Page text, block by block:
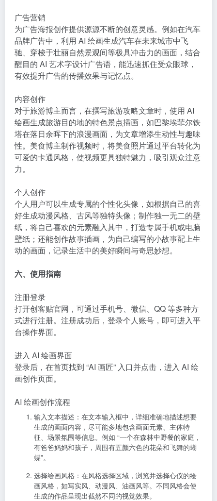
广告营销
为广告海报创作提供源源不断的创意灵感。例如在汽车
品牌广告中，利用 AI 绘画生成汽车在未来城市中飞
驰、穿梭于壮丽自然景观间等极具冲击力的画面，结合
醒目的 AI 艺术字设计广告语，能迅速抓住受众眼球，
有效提升广告的传播效果与记忆点。
内容创作
对于旅游博主而言，在撰写旅游攻略文章时，使用 AI
绘画生成旅游目的地的特色景点插画，如巴黎埃菲尔铁
塔在落日余晖下的浪漫画面，为文章增添生动性与趣味
性。美食博主制作视频时，将美食照片通过平台转化为
可爱的卡通风格，使视频更具独特魅力，吸引观众注意
力。
个人创作
个人用户可以生成专属的个性化头像，如根据自己的喜
好生成动漫风格、古风等独特头像；制作独一无二的壁
纸，将自己喜欢的元素融入其中，打造专属手机或电脑
壁纸；还能创作故事插画，为自己编写的小故事配上生
动的画面，记录生活中的美好瞬间与奇思妙想。
六、使用指南
注册登录
打开创客贴官网，可通过手机号、微信、QQ 等多种方
式进行注册。注册成功后，登录个人账号，即可进入平
台操作界面。
进入 AI 绘画界面
登录后，在首页找到 “AI 画匠” 入口并点击，进入 AI 绘
画创作页面。
AI 绘画创作流程
输入文本描述 ：在文本输入框中，详细准确地描述想要
生成的画面内容，尽可能多地包含画面元素、主体特
征、场景氛围等信息。例如 “一个在森林中野餐的家庭，
有爸爸妈妈和孩子，周围有五颜六色的花朵和飞舞的蝴
蝶”。
选择绘画风格 ：在风格选择区域，浏览并选择心仪的绘
画风格，如写实风、动漫风、油画风等。不同风格会使
生成的作品呈现出截然不同的视觉效果。